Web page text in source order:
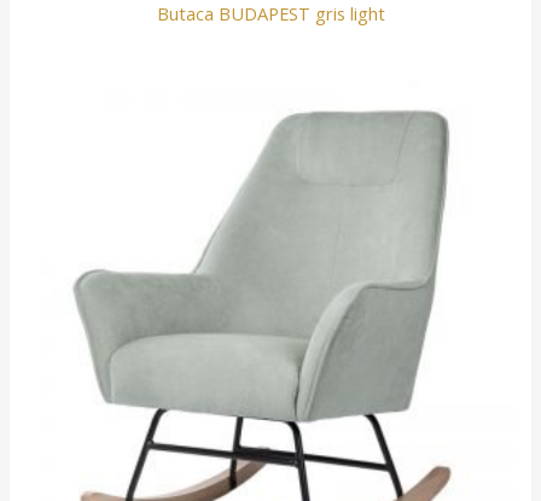
Butaca BUDAPEST gris light